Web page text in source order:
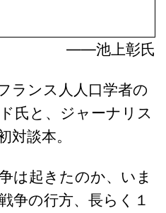
――池上彰氏
ランス人人口学者の
氏と、ジャーナリス
対談本。
は起きたのか、いま
争の行方、長らく１